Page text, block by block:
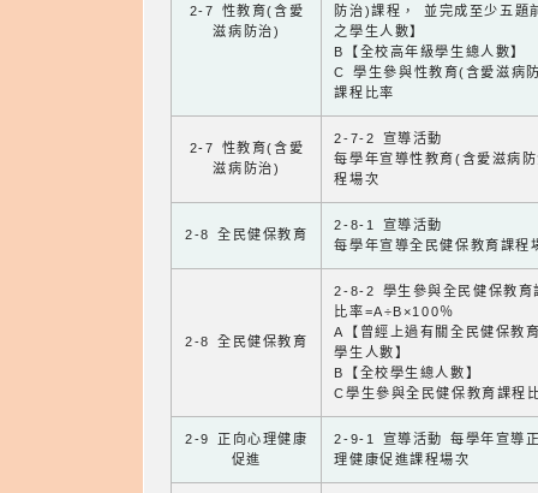
2-7 性教育(含愛
滋病防治)
防治)課程， 並完成至少五題
之學生人數】
B【全校高年級學生總人數】
C 學生參與性教育(含愛滋病
課程比率
2-7 性教育(含愛
滋病防治)
2-7-2 宣導活動
每學年宣導性教育(含愛滋病
程場次
2-8 全民健保教育
2-8-1 宣導活動
每學年宣導全民健保教育課程
2-8 全民健保教育
2-8-2 學生參與全民健保教育
比率=A÷B×100％
A【曾經上過有關全民健保教
學生人數】
B【全校學生總人數】
C學生參與全民健保教育課程
2-9 正向心理健康
促進
2-9-1 宣導活動 每學年宣導
理健康促進課程場次